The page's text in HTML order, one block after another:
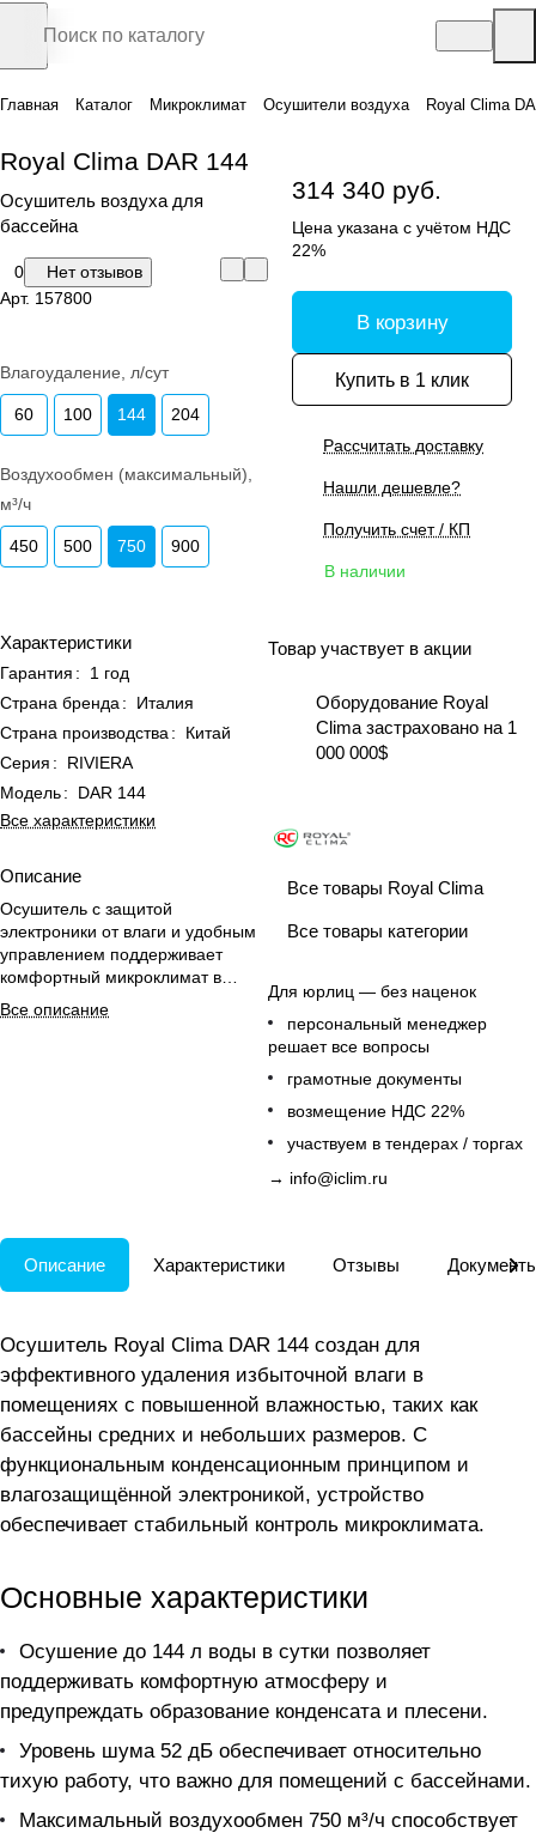
Главная Каталог Микроклимат Осушители воздуха Royal Clima
Royal Clima DAR 144
Осушитель воздуха для
бассейна
0
Нет отзывов
Арт. 157800
Влагоудаление, л/сут
60 100 144 204
Воздухообмен (максимальный),
м³/ч
450 500 750 900
Характеристики
Гарантия :
1 год
Страна бренда :
Италия
Страна производства :
Китай
Серия :
RIVIERA
Модель:
DAR 144
Все характеристики
Описание
Осушитель с защитой
электроники от влаги и удобным
управлением поддерживает
комфортный микроклимат в
бассейнах малого и среднего
размера.
Все описание
314 340 руб.
Цена указана с учётом НДС
22%
В корзину
Купить в 1 клик
Рассчитать доставку
Нашли дешевле?
Получить счет / КП
В наличии
Товар участвует в акции
Оборудование Royal
Clima застраховано на 1
000 000$
Все товары Royal Clima
Все товары категории
Для юрлиц — без наценок
персональный менеджер
решает все вопросы
грамотные документы
возмещение НДС 22%
участвуем в тендерах / торгах
→ info@iclim.ru
Описание Характеристики Отзывы
Осушитель Royal Clima DAR 144 создан для
эффективного удаления избыточной влаги в
помещениях с повышенной влажностью, таких как
бассейны средних и небольших размеров. С
функциональным конденсационным принципом и
влагозащищённой электроникой, устройство
обеспечивает стабильный контроль микроклимата.
Основные характеристики
Осушение до 144 л воды в сутки позволяет
поддерживать комфортную атмосферу и
предупреждать образование конденсата и плесени.
Уровень шума 52 дБ обеспечивает относительно
тихую работу, что важно для помещений с бассейнами.
Максимальный воздухообмен 750 м³/ч способствует